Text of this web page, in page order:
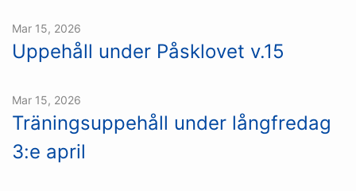
Mar 15, 2026
Uppehåll under Påsklovet v.15
Mar 15, 2026
Träningsuppehåll under långfredag
3:e april